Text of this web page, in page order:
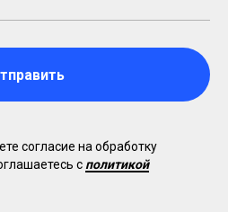
согласие на обработку
c политикой